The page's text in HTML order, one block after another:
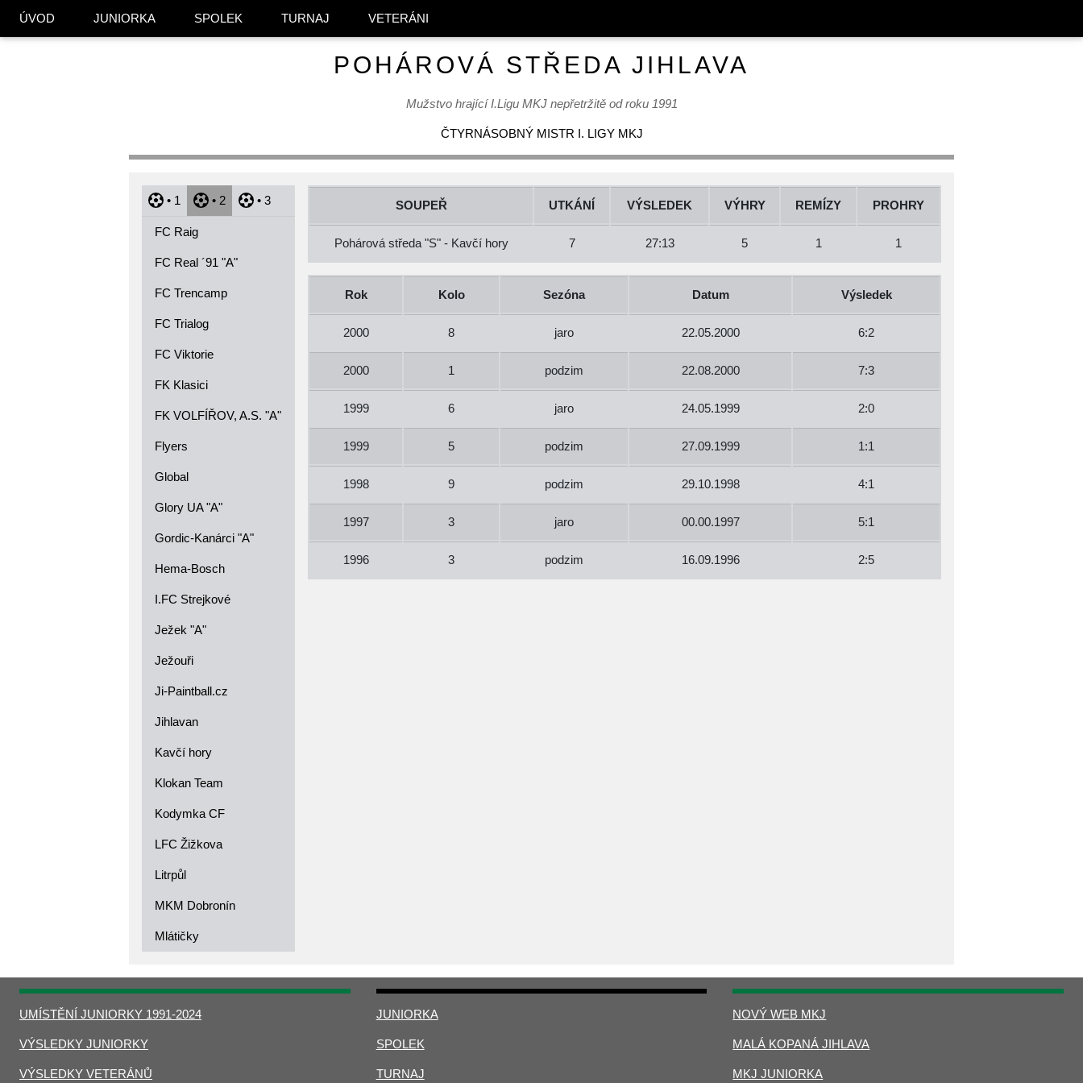
ÚVOD JUNIORKA SPOLEK TURNAJ VETERÁNI
POHÁROVÁ STŘEDA JIHLAVA
Mužstvo hrající I.Ligu MKJ nepřetržitě od roku 1991
ČTYRNÁSOBNÝ MISTR I. LIGY MKJ
• 1 • 2 • 3
FC Raig
FC Real ´91 "A"
FC Trencamp
FC Trialog
FC Viktorie
FK Klasici
FK VOLFÍŘOV, A.S. "A"
Flyers
Global
Glory UA "A"
Gordic-Kanárci "A"
Hema-Bosch
I.FC Strejkové
Ježek "A"
Ježouři
Ji-Paintball.cz
Jihlavan
Kavčí hory
Klokan Team
Kodymka CF
LFC Žižkova
Litrpůl
MKM Dobronín
Mlátičky
SOUPEŘ UTKÁNÍ VÝSLEDEK VÝHRY REMÍZY PROHRY
Pohárová středa "S" - Kavčí hory 7 27:13 5 1 1
Rok Kolo Sezóna Datum Výsledek
2000 8 jaro 22.05.2000 6:2
2000 1 podzim 22.08.2000 7:3
1999 6 jaro 24.05.1999 2:0
1999 5 podzim 27.09.1999 1:1
1998 9 podzim 29.10.1998 4:1
1997 3 jaro 00.00.1997 5:1
1996 3 podzim 16.09.1996 2:5
UMÍSTĚNÍ JUNIORKY 1991-2024
VÝSLEDKY JUNIORKY
VÝSLEDKY VETERÁNŮ
JUNIORKA
SPOLEK
TURNAJ
NOVÝ WEB MKJ
MALÁ KOPANÁ JIHLAVA
MKJ JUNIORKA